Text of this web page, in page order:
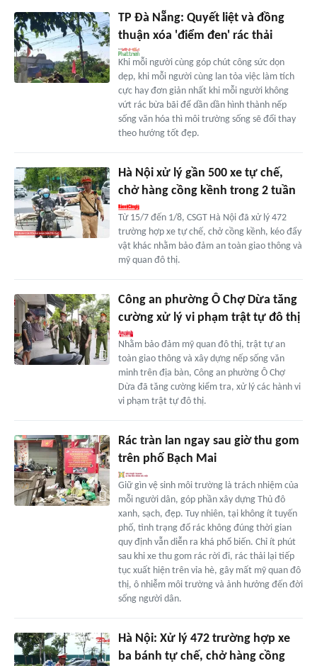
TP Đà Nẵng: Quyết liệt và đồng
thuận xóa 'điểm đen' rác thải
Khi mỗi người cùng góp chút công sức dọn
dẹp, khi mỗi người cùng lan tỏa việc làm tích
cực hay đơn giản nhất khi mỗi người không
vứt rác bừa bãi để dần dần hình thành nếp
sống văn hóa thì môi trường sống sẽ đổi thay
theo hướng tốt đẹp.
Hà Nội xử lý gần 500 xe tự chế,
chở hàng cồng kềnh trong 2 tuần
Từ 15/7 đến 1/8, CSGT Hà Nội đã xử lý 472
trường hợp xe tự chế, chở cồng kềnh, kéo đẩy
vật khác nhằm bảo đảm an toàn giao thông và
mỹ quan đô thị.
Công an phường Ô Chợ Dừa tăng
cường xử lý vi phạm trật tự đô thị
Nhằm bảo đảm mỹ quan đô thị, trật tự an
toàn giao thông và xây dựng nếp sống văn
minh trên địa bàn, Công an phường Ô Chợ
Dừa đã tăng cường kiểm tra, xử lý các hành vi
vi phạm trật tự đô thị.
Rác tràn lan ngay sau giờ thu gom
trên phố Bạch Mai
Giữ gìn vệ sinh môi trường là trách nhiệm của
mỗi người dân, góp phần xây dựng Thủ đô
xanh, sạch, đẹp. Tuy nhiên, tại không ít tuyến
phố, tình trạng đổ rác không đúng thời gian
quy định vẫn diễn ra khá phổ biến. Chỉ ít phút
sau khi xe thu gom rác rời đi, rác thải lại tiếp
tục xuất hiện trên vỉa hè, gây mất mỹ quan đô
thị, ô nhiễm môi trường và ảnh hưởng đến đời
sống người dân.
Hà Nội: Xử lý 472 trường hợp xe
ba bánh tự chế, chở hàng cồng